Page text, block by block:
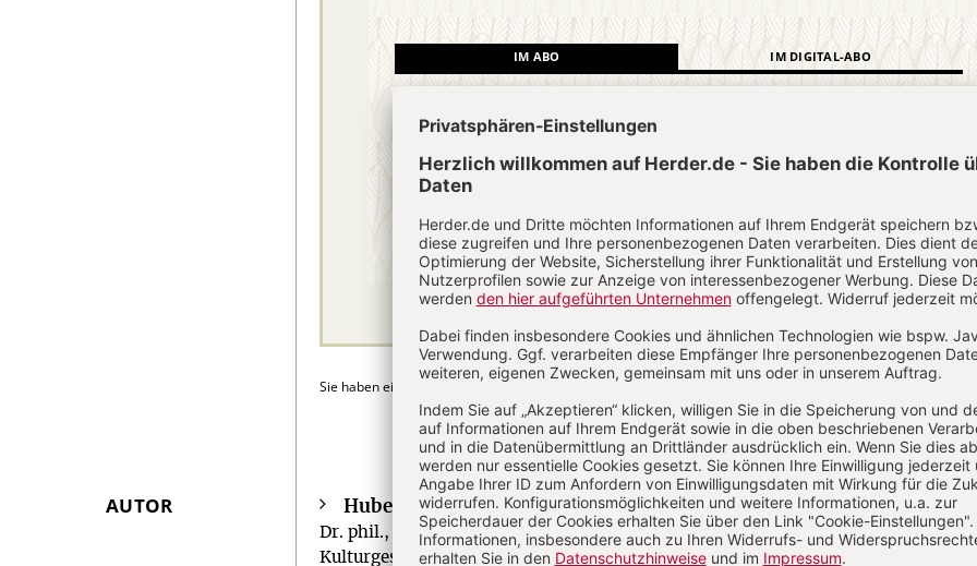
IM ABO IM DIGITAL-ABO
Sie haben ein Abonnement? Anmelden
Überschrift
AUTOR Hubertus Lutterbach Hubertus Lutterbach, Dr. theol., habil. theol.,
Dr. phil., wurde 1961 geboren und lehrt seit 2000 Christentums und
Kulturgeschichte (Historische Theologie) an der Universität Duisburg-